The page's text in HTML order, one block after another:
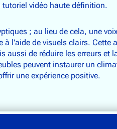
vidéo haute définition.
; au lieu de cela, une
l'aide de visuels clairs. Cette
aussi de réduire les erreurs et
peuvent instaurer un
une expérience positive.